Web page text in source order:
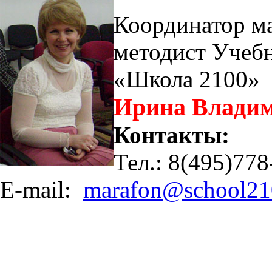
Координатор
методист
«Школа 2100»
Ирина
Контакты:
Тел.:
E-mail: